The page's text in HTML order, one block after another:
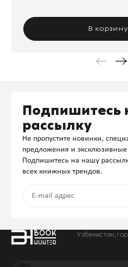
В корзину
Узбекистан,
Подпишитесь
рассылку
Не пропустите новинки,
предложения и эксклюзивные
Подпишитесь на нашу
всех книжных трендов.